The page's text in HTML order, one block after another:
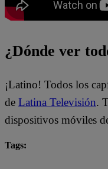
¿Dónde ver
¡Latino! Todos los
de Latina Televisión.
dispositivos móviles
Tags: